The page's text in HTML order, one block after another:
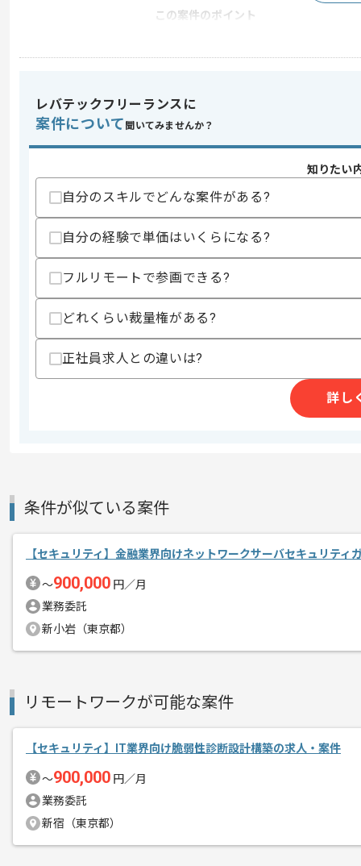
この案件のポイント
求めるスキル
・PCおよびエンドポイント環境におけ
・ハードウェアの更改プロジェクトに
スキルに不安がある方へ
上記に似た経験やスキルをお持ちであれば申
商談回数
1回
エージェントからのコ
メント
今回は教育機関向けハードウェア更新
レバテックフリーランスに
案件について 聞いてみませんか？
知りたい
自分のスキルでどんな案件がある?
自分の経験で単価はいくらになる?
フルリモートで参画できる?
どれくらい裁量権がある?
正社員求人との違いは?
詳し
条件が似ている案件
【セキュリティ】金融業界向けネットワークサーバセキュリティ
〜900,000 円／月
業務委託
新小岩（東京都）
リモートワークが可能な案件
【セキュリティ】IT業界向け脆弱性診断設計構築の求人・案件
〜900,000 円／月
業務委託
新宿（東京都）